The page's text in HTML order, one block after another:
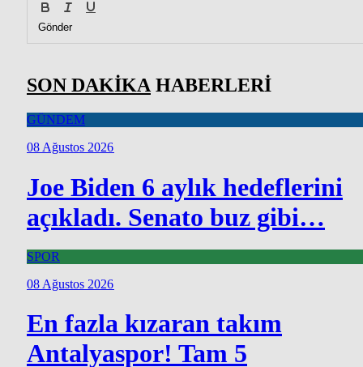
Gönder
SON DAKİKA HABERLERİ
GÜNDEM
08 Ağustos 2026
Joe Biden 6 aylık hedeflerini
açıkladı. Senato buz gibi…
SPOR
08 Ağustos 2026
En fazla kızaran takım
Antalyaspor! Tam 5